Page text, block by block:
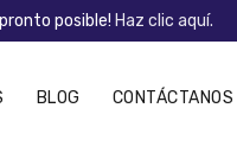
BLOG CONTÁCTANOS
posible! Haz clic aquí.